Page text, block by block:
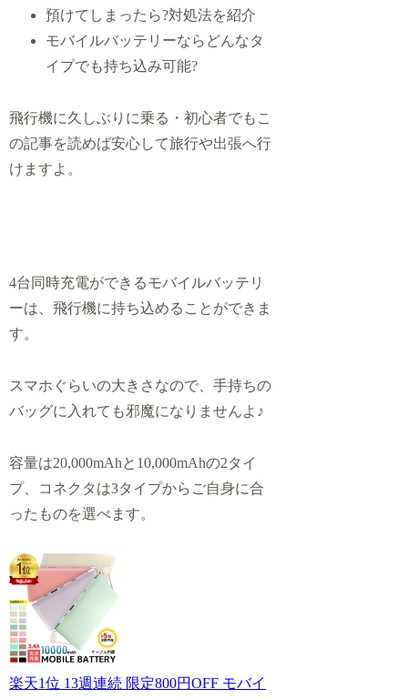
預けてしまったら?対処法を紹介
モバイルバッテリーならどんなタ
イプでも持ち込み可能?
飛行機に久しぶりに乗る・初心者でもこ
の記事を読めば安心して旅行や出張へ行
けますよ。
4台同時充電ができるモバイルバッテリ
ーは、飛行機に持ち込めることができま
す。
スマホぐらいの大きさなので、手持ちの
バッグに入れても邪魔になりませんよ♪
容量は20,000mAhと10,000mAhの2タイ
プ、コネクタは3タイプからご自身に合
ったものを選べます。
楽天1位 13週連続 限定800円OFF モバイ